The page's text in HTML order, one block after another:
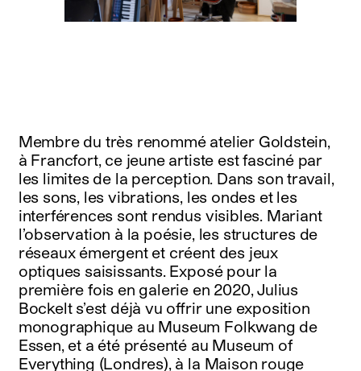
Membre du très renommé atelier Goldstein,
à Francfort, ce jeune artiste est fasciné par
les limites de la perception. Dans son travail,
les sons, les vibrations, les ondes et les
interférences sont rendus visibles. Mariant
l’observation à la poésie, les structures de
réseaux émergent et créent des jeux
optiques saisissants. Exposé pour la
première fois en galerie en 2020, Julius
Bockelt s’est déjà vu offrir une exposition
monographique au Museum Folkwang de
Essen, et a été présenté au Museum of
Everything (Londres), à la Maison rouge